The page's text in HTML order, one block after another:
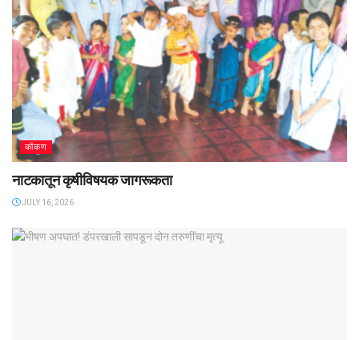
कोंकण
नाटकातून कृषीविषयक जागरूकता
JULY 16, 2026